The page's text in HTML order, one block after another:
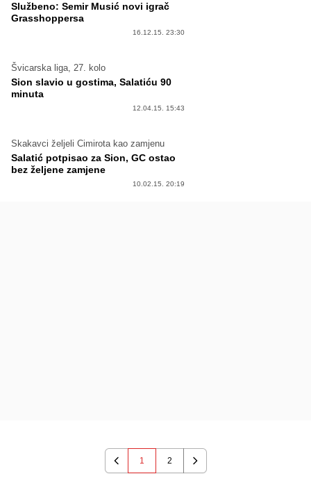
Službeno: Semir Musić novi igrač
Grasshoppersa
16.12.15. 23:30
Švicarska liga, 27. kolo
Sion slavio u gostima, Salatiću 90
minuta
12.04.15. 15:43
Skakavci željeli Cimirota kao zamjenu
Salatić potpisao za Sion, GC ostao
bez željene zamjene
10.02.15. 20:19
Previous
1 2
Next